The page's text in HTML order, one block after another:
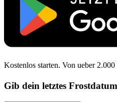
Kostenlos starten. Von ueber
Gib dein letztes